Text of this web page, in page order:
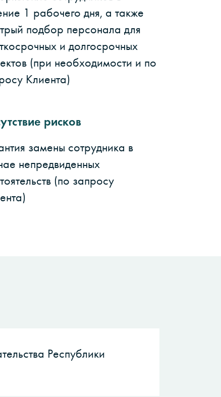
1 рабочего дня, а также
подбор персонала для
и долгосрочных
(при необходимости и по
Клиента)
рисков
замены сотрудника в
непредвиденных
(по запросу
Республики